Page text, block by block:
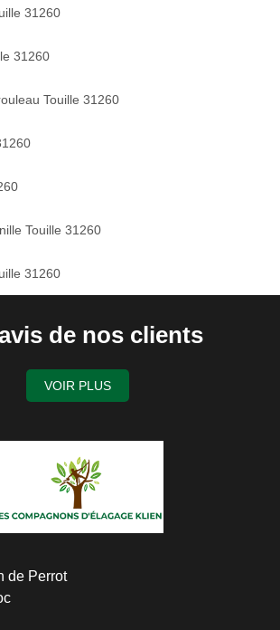
31260
31260
Touille 31260
Touille 31260
31260
de nos clients
VOIR PLUS
de Perrot